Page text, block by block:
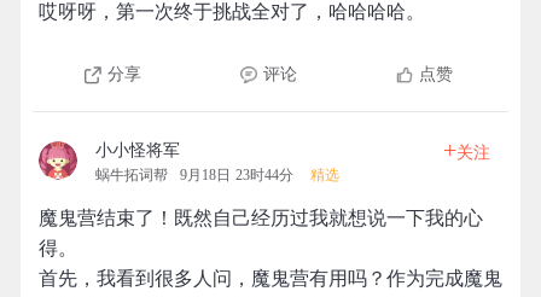
哎呀呀，第一次终于挑战全对了，哈哈哈哈。
分享 评论 点赞
小小怪将军
蜗牛拓词帮 9月18日 23时44分 精选
+关注
魔鬼营结束了！既然自己经历过我就想说一下我的心
得。
首先，我看到很多人问，魔鬼营有用吗？作为完成魔鬼